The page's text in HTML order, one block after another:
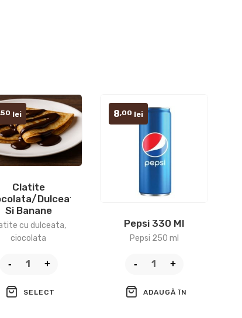
Clatite
dulceata/ciocolata
Si Banane
cu dulceata,
ciocolata
lei
SELECT
Pepsi 330 Ml
Pepsi 250 ml
8,00 lei
ADAUGĂ ÎN